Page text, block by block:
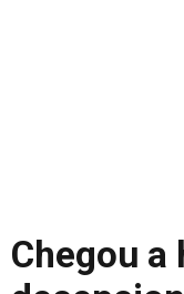
Chegou a